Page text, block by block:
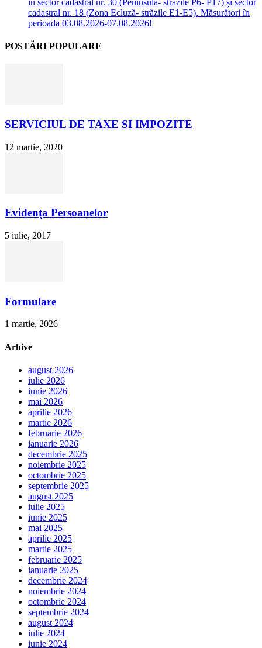
cadastral nr. 18 (Zona Ecluză- străzile E1-E5). Măsurători în
perioada 03.08.2026-07.08.2026!
POSTĂRI POPULARE
SERVICIUL DE TAXE SI IMPOZITE
12 martie, 2020
Evidența Persoanelor
5 iulie, 2017
Formulare
1 martie, 2026
Arhive
august 2026
iulie 2026
iunie 2026
mai 2026
aprilie 2026
martie 2026
februarie 2026
ianuarie 2026
decembrie 2025
noiembrie 2025
octombrie 2025
septembrie 2025
august 2025
iulie 2025
iunie 2025
mai 2025
aprilie 2025
martie 2025
februarie 2025
ianuarie 2025
decembrie 2024
noiembrie 2024
octombrie 2024
septembrie 2024
august 2024
iulie 2024
iunie 2024